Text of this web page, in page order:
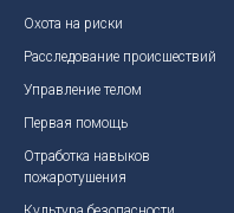
Охота на риски
Расследование происшествий
Управление телом
Первая помощь
Отработка навыков
пожаротушения